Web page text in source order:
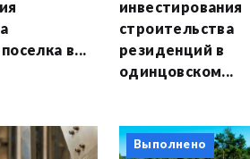
в...
инвестирования
строительства
резиденций в
одинцовском...
Выполнено